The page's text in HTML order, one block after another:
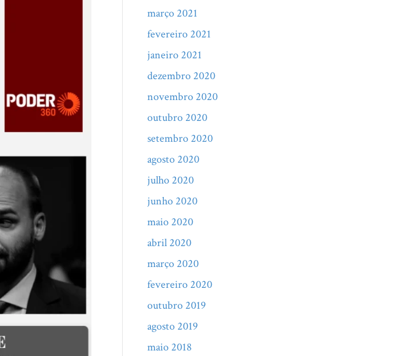
março 2021
fevereiro 2021
janeiro 2021
dezembro 2020
novembro 2020
outubro 2020
setembro 2020
agosto 2020
julho 2020
junho 2020
maio 2020
abril 2020
março 2020
fevereiro 2020
outubro 2019
agosto 2019
maio 2018